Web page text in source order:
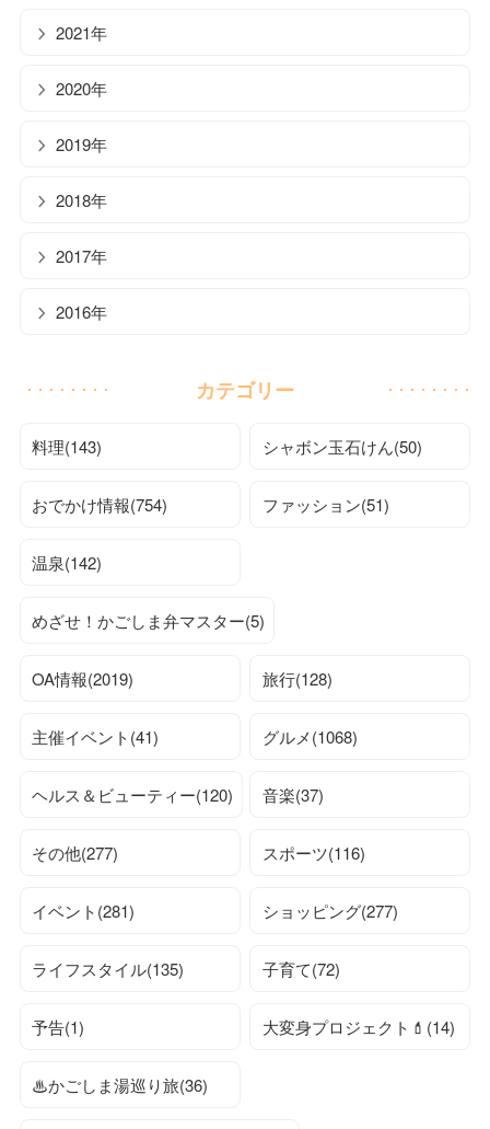
2021年
2020年
2019年
2018年
2017年
2016年
カテゴリー
料理(143) シャボン玉石けん(50)
おでかけ情報(754) ファッション(51)
温泉(142)
めざせ！かごしま弁マスター(5)
OA情報(2019) 旅行(128)
主催イベント(41) グルメ(1068)
ヘルス＆ビューティー(120) 音楽(37)
その他(277) スポーツ(116)
イベント(281) ショッピング(277)
ライフスタイル(135) 子育て(72)
予告(1) 大変身プロジェクト💄(14)
♨かごしま湯巡り旅(36)